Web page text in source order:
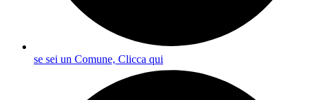
se sei un Comune, Clicca qui